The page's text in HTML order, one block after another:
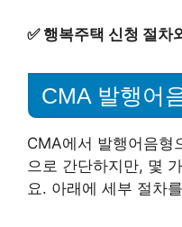
✅ 행복주택 신청 절차
CMA 발행어
CMA에서 발행어음형
으로 간단하지만, 몇
요. 아래에 세부 절차